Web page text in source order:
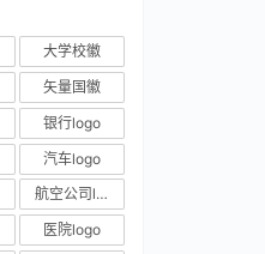
大学校徽
矢量国徽
银行logo
汽车logo
航空公司logo
医院logo